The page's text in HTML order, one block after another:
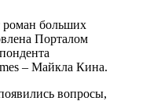
роман больших
Порталом
– Майкла Кина.
вопросы,